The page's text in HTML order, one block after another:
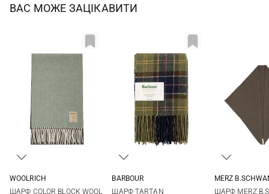
ВАС МОЖЕ ЗАЦІКАВИТИ
WOOLRICH
ШАРФ COLOR BLOCK WOOL
BARBOUR
ШАРФ TARTAN
MERZ
ШАРФ MERZ